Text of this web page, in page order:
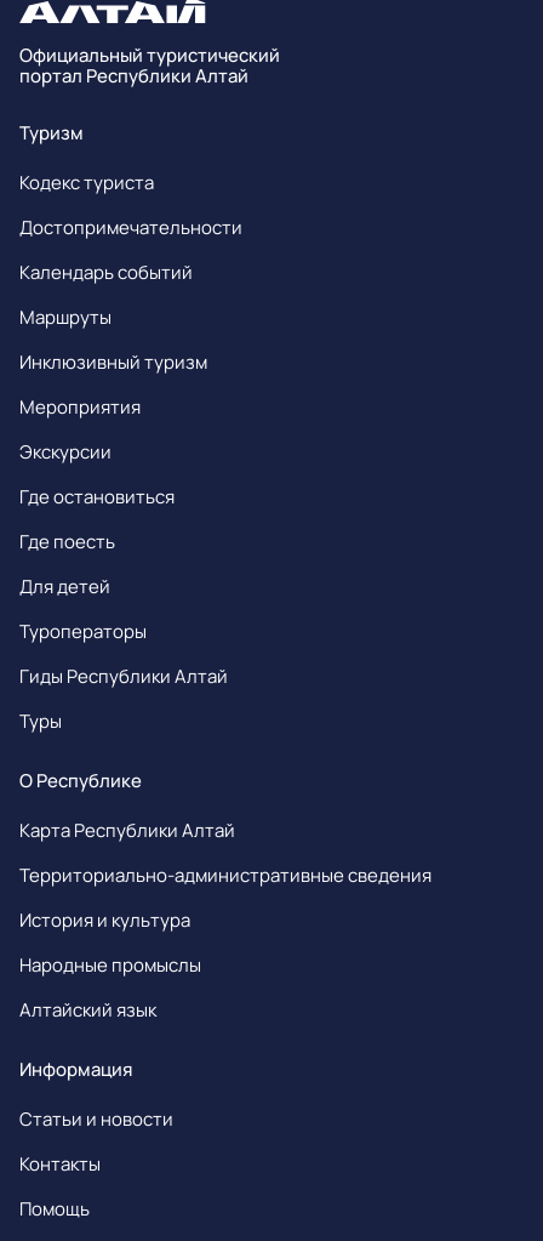
Официальный туристический
портал Республики Алтай
Туризм
Кодекс туриста
Достопримечательности
Календарь событий
Маршруты
Инклюзивный туризм
Мероприятия
Экскурсии
Где остановиться
Где поесть
Для детей
Туроператоры
Гиды Республики Алтай
Туры
О Республике
Карта Республики Алтай
Территориально-административные сведения
История и культура
Народные промыслы
Алтайский язык
Информация
Статьи и новости
Контакты
Помощь